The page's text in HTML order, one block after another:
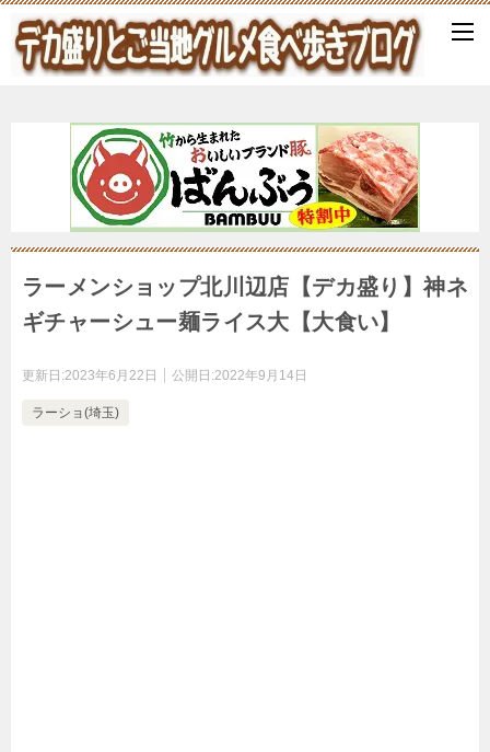
ラーメンショップ北川辺店【デカ盛り】神ネ
ギチャーシュー麺ライス大【大食い】
更新日:2023年6月22日 公開日:2022年9月14日
ラーショ(埼玉)